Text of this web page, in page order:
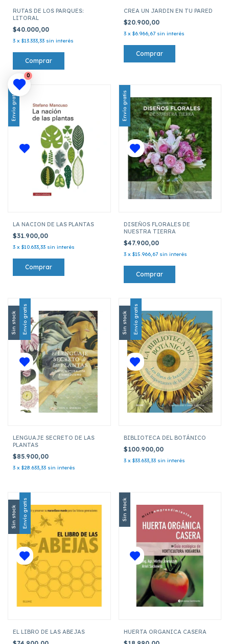
RUTAS DE LOS PARQUES:
LITORAL
$40.000,00
3 x $13.333,33 sin interés
CREA UN JARDIN EN TU PARED
$20.900,00
3 x $6.966,67 sin interés
Envío gratis
LA NACION DE LAS PLANTAS
$31.900,00
3 x $10.633,33 sin interés
Envío gratis
DISEÑOS FLORALES DE
NUESTRA TIERRA
$47.900,00
3 x $15.966,67 sin interés
Sin stock Envío gratis
LENGUAJE SECRETO DE LAS
PLANTAS
$85.900,00
3 x $28.633,33 sin interés
Sin stock Envío gratis
BIBLIOTECA DEL BOTÁNICO
$100.900,00
3 x $33.633,33 sin interés
Sin stock Envío gratis
EL LIBRO DE LAS ABEJAS
Sin stock
HUERTA ORGANICA CASERA
0